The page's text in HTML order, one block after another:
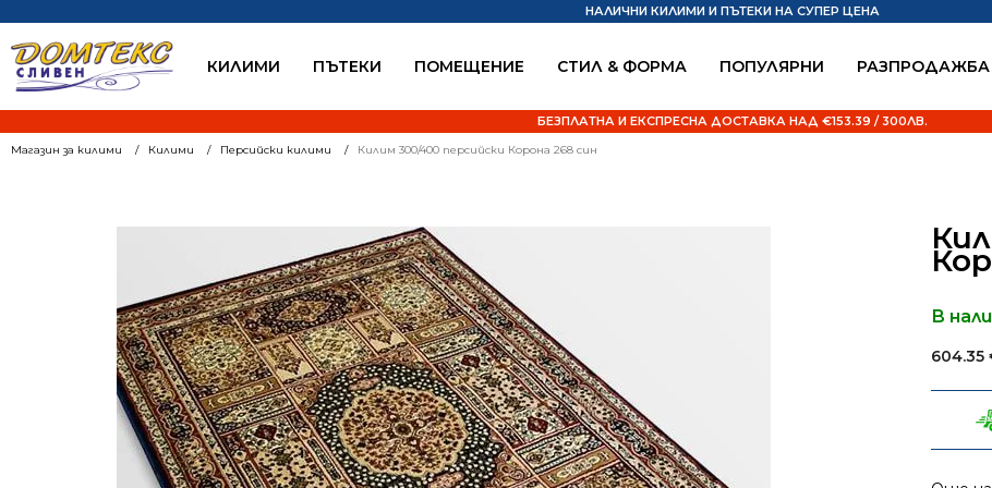
КИЛИМИ ПЪТЕКИ ПОМЕЩЕНИЕ СТИЛ & ФОРМА ПОПУЛЯРНИ РАЗПРОДАЖБА
НАЛИЧНИ КИЛИМИ И ПЪТЕКИ НА СУПЕР ЦЕНА
БЕЗПЛАТНА И ЕКСПРЕСНА ДОСТАВКА НАД €153.39 / 300ЛВ.
Магазин за килими Килими Персийски килими Килим 300/400 персийски Корона 268 син
В
604.35